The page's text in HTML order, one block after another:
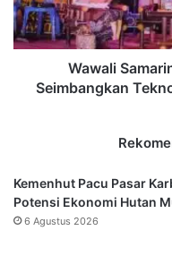
Teknologi
dan
Pelestarian
Wawali
Seimbangkan
Kemenhut Pacu Pasar
Potensi Ekonomi Hutan
6 Agustus 2026